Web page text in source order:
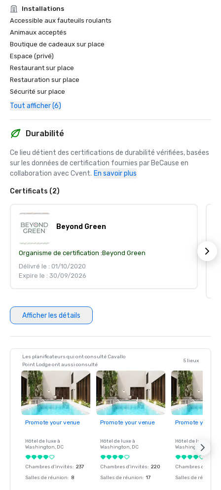
Installations
Accessible aux fauteuils roulants
Animaux acceptés
Boutique de cadeaux sur place
Espace (privé)
Restaurant sur place
Restauration sur place
Sécurité sur place
Tout afficher (6)
Durabilité
Ce lieu détient des certifications de durabilité vérifiées, basées
sur les données de certification fournies par BeCause en
collaboration avec Cvent. En savoir plus
Certificats (2)
Beyond Green
Organisme de certification :Beyond Green
Délivré le : 01/10/2020
Expire le : 30/09/2026
Afficher les détails
Les planificateurs qui ont consulté Cavallo
Point Lodge ont aussi consulté
5 lieux
Promote your venue
Hôtel de luxe à
Washington, DC
Chambres d'invités: 237
Salles de réunion: 8
Promote your venue
Hôtel de luxe à
Washington, DC
Chambres d'invités: 220
Salles de réunion: 17
Promote your
Hôtel de luxe à
Washington
Chambres
Salles de réunion